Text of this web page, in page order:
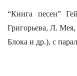
“Книга песен”
Григорьева, Л.
Блока и др.), с